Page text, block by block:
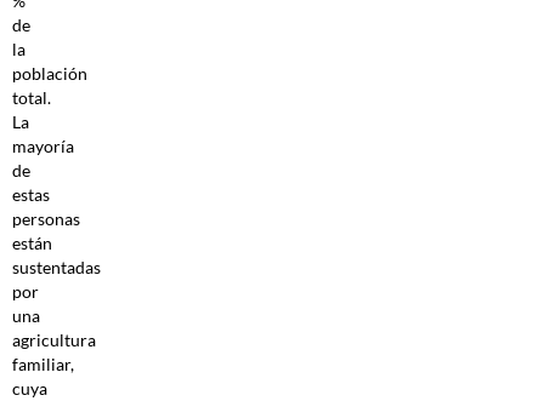
de
la
población
total.
La
mayoría
de
estas
personas
están
sustentadas
por
una
agricultura
familiar,
cuya